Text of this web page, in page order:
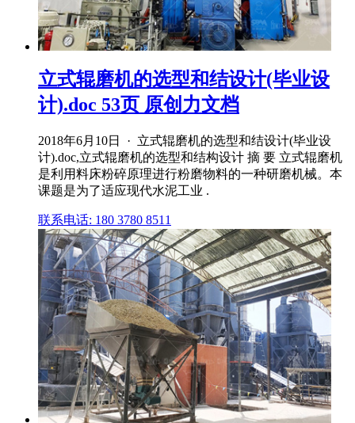
立式辊磨机的选型和结设计(毕业设
计).doc 53页 原创力文档
2018年6月10日 · 立式辊磨机的选型和结设计(毕业设
计).doc,立式辊磨机的选型和结构设计 摘 要 立式辊磨机
是利用料床粉碎原理进行粉磨物料的一种研磨机械。本
课题是为了适应现代水泥工业 .
联系电话: 180 3780 8511